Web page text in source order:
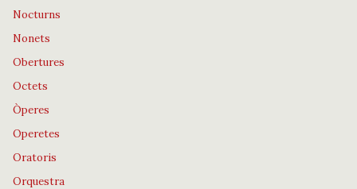
Nocturns
Nonets
Obertures
Octets
Òperes
Operetes
Oratoris
Orquestra